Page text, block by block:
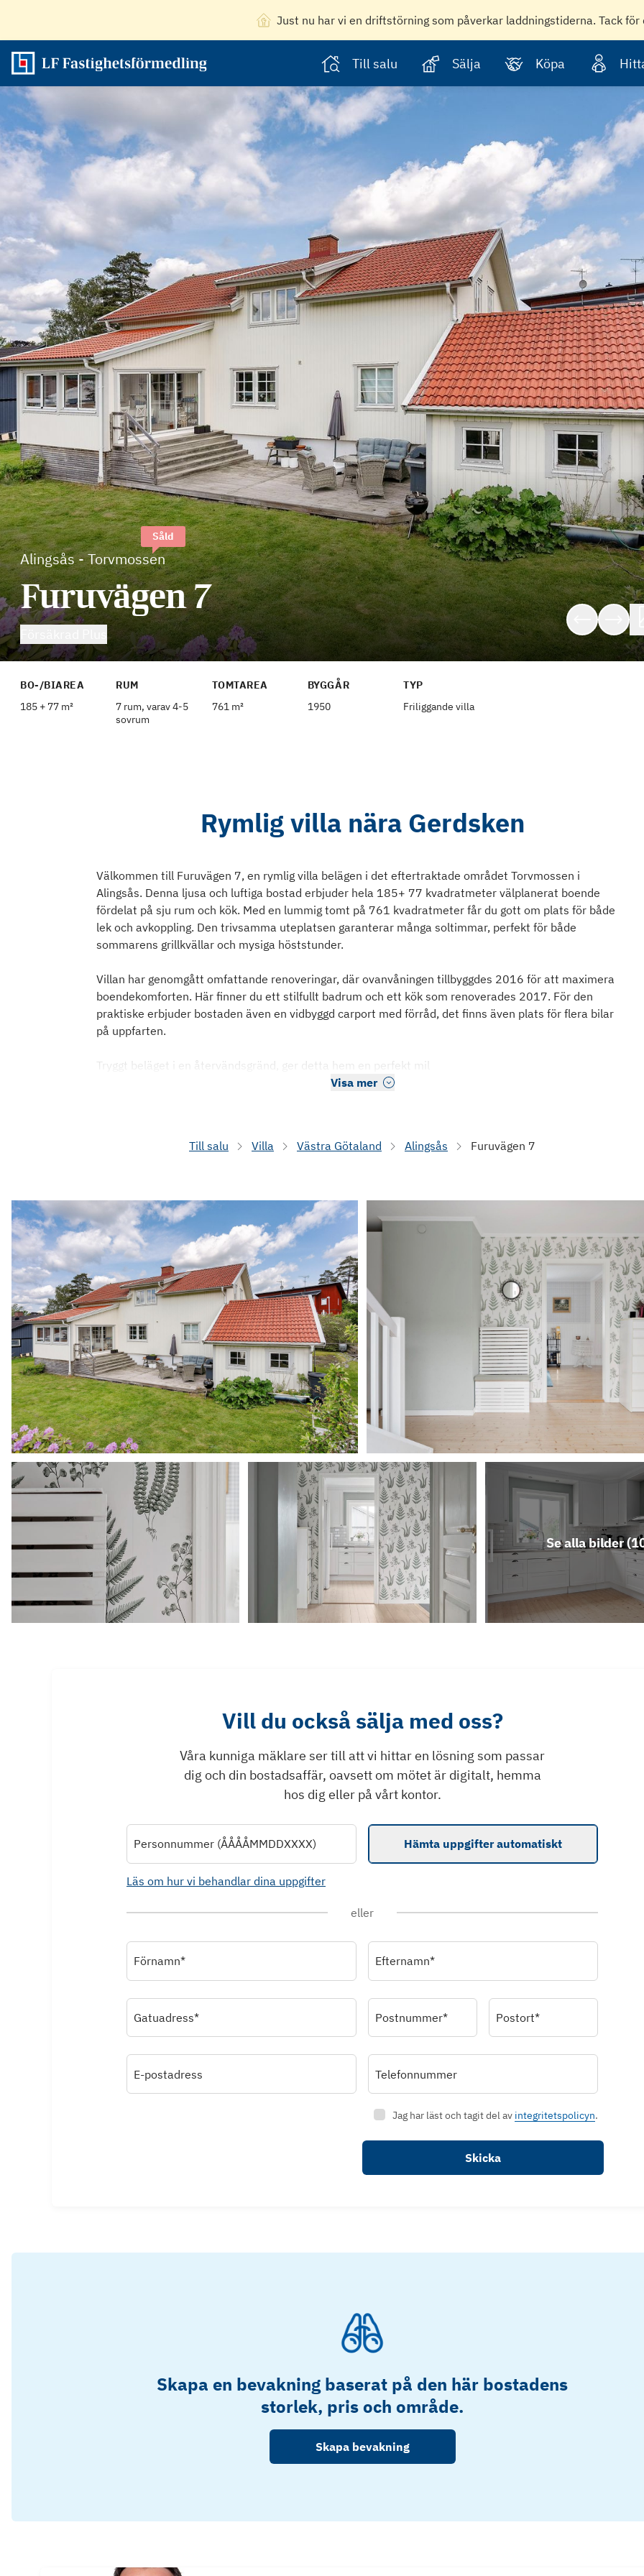
Just nu har vi en driftstörning som påverkar laddningstiderna. Tack
Till salu Sälja Köpa
Alingsås-Torvmossen
Såld
Furuvägen 7
BO-/BIAREA
185 + 77 m²
RUM
7 rum, varav 4-5
sovrum
TOMTAREA
761 m²
BYGGÅR
1950
TYP
Friliggande villa
Rymlig villa nära Gerdsken
Välkommen till Furuvägen 7, en rymlig villa belägen i det eftertraktade området Torvmossen i
Alingsås. Denna ljusa och luftiga bostad erbjuder hela 185+ 77 kvadratmeter välplanerat boende
fördelat på sju rum och kök. Med en lummig tomt på 761 kvadratmeter får du gott om plats för både
lek och avkoppling. Den trivsamma uteplatsen garanterar många soltimmar, perfekt för både
sommarens grillkvällar och mysiga höststunder.
Villan har genomgått omfattande renoveringar, där ovanvåningen tillbyggdes 2016 för att maximera
boendekomforten. Här finner du ett stilfullt badrum och ett kök som renoverades 2017. För den
praktiske erbjuder bostaden även en vidbyggd carport med förråd, det finns även plats för flera bilar
på uppfarten.
Tryggt beläget i en återvändsgränd, ger detta hem en perfekt mil
Visa mer
Till salu Villa Västra Götaland Alingsås Furuvägen 7
Se alla bilder (
Vill du också sälja med oss?
Våra kunniga mäklare ser till att vi hittar en lösning som passar
dig och din bostadsaffär, oavsett om mötet är digitalt, hemma
hos dig eller på vårt kontor.
Personnummer (ÅÅÅÅMMDDXXXX) Hämta uppgifter automatiskt
Läs om hur vi behandlar dina uppgifter
eller
Förnamn* Efternamn*
Gatuadress* Postnummer* Postort*
E-postadress Telefonnummer
Jag har läst och tagit del av integritetspolicyn.
Skicka
Skapa en bevakning baserat på den här bostadens
storlek, pris och område.
Skapa bevakning